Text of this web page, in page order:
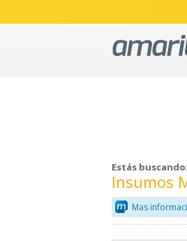
Estás buscando:
Insumos
Mas